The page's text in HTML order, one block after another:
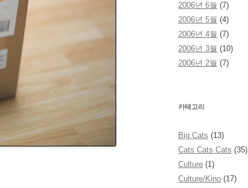
2006년 6월 (7)
2006년 5월 (4)
2006년 4월 (7)
2006년 3월 (10)
2006년 2월 (7)
카테고리
Big Cats (13)
Cats Cats Cats (35)
Culture (1)
Culture/Kino (17)